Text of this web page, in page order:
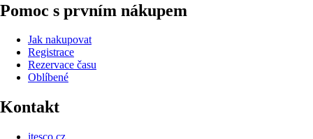
Pomoc s prvním nákupem
Jak nakupovat
Registrace
Rezervace času
Oblíbené
Kontakt